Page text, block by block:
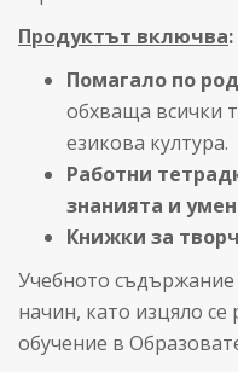
Продуктът включва:
Помагало по
обхваща всички
езикова култура.
Работни
знанията и
Книжки за
Учебното
начин, като изцяло се
обучение в